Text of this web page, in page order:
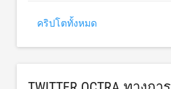
คริปโตทั้งหมด